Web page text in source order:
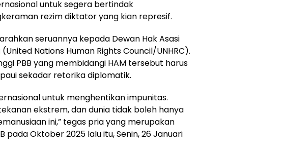
untuk segera bertindak
rezim diktator yang kian represif.
seruannya kepada Dewan Hak Asasi
Nations Human Rights Council/UNHRC).
PBB yang membidangi HAM tersebut harus
sekadar retorika diplomatik.
untuk menghentikan impunitas.
ekstrem, dan dunia tidak boleh hanya
ini,” tegas pria yang merupakan
pada Oktober 2025 lalu itu, Senin, 26 Januari